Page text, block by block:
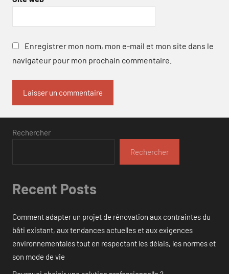
Enregistrer mon nom, mon e-mail et mon site dans le
navigateur pour mon prochain commentaire.
Rechercher
Rechercher
Recent Posts
Comment adapter un projet de rénovation aux contraintes du
bâti existant, aux tendances actuelles et aux exigences
environnementales tout en respectant les délais, les normes et
son mode de vie